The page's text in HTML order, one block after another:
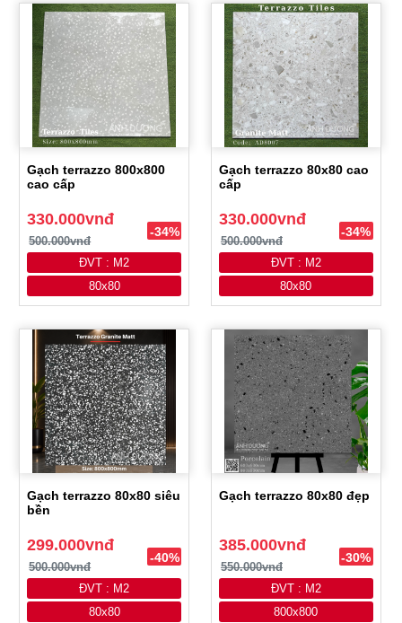
Gạch terrazzo 800x800
cao cấp
330.000vnđ
500.000vnđ
-34%
ĐVT : M2
80x80
Gạch terrazzo 80x80 cao
cấp
330.000vnđ
500.000vnđ
-34%
ĐVT : M2
80x80
Gạch terrazzo 80x80 siêu
bền
299.000vnđ
500.000vnđ
-40%
ĐVT : M2
80x80
Gạch terrazzo 80x80 đẹp
385.000vnđ
550.000vnđ
-30%
ĐVT : M2
800x800